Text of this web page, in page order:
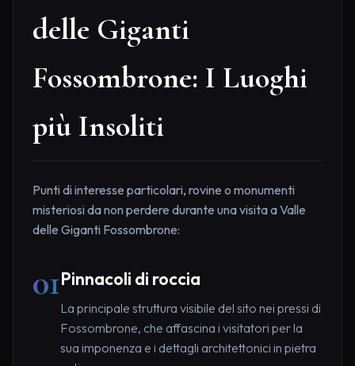
delle Giganti
Fossombrone: I Luoghi
più Insoliti
Punti di interesse particolari, rovine o monumenti
misteriosi da non perdere durante una visita a Valle
delle Giganti Fossombrone:
01Pinnacoli di roccia
La principale struttura visibile del sito nei pressi di
Fossombrone, che affascina i visitatori per la
sua imponenza e i dettagli architettonici in pietra